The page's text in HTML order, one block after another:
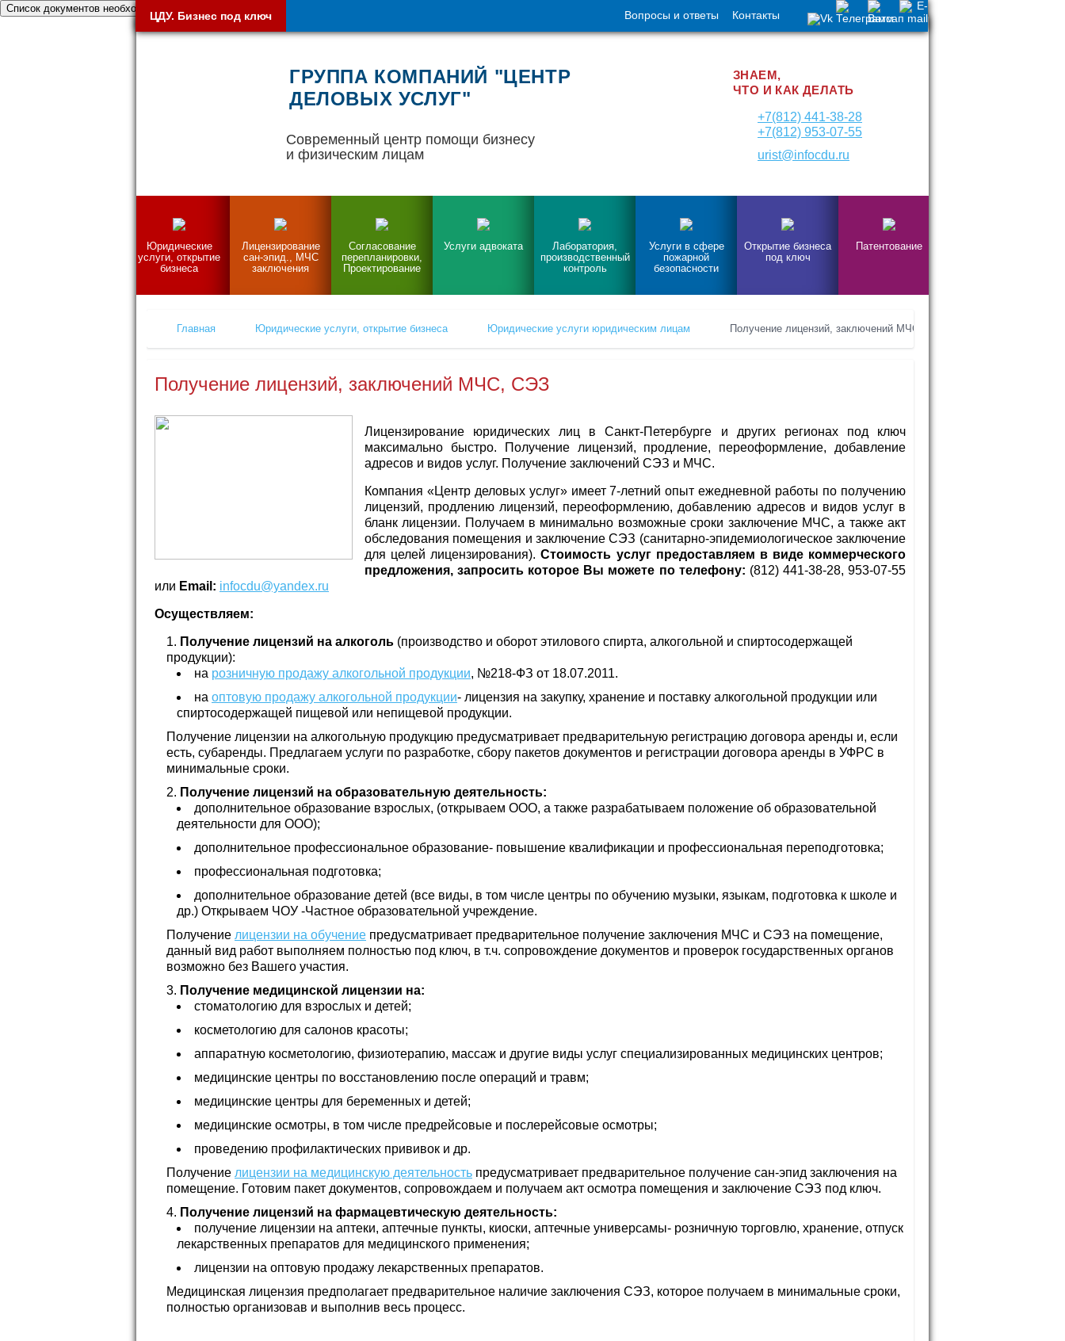
Список документов необходимых при открытии бизнеса
ЦДУ. Бизнес под ключ Вопросы и ответы Контакты
ГРУППА КОМПАНИЙ "ЦЕНТР
ДЕЛОВЫХ УСЛУГ"
Современный центр помощи бизнесу
и физическим лицам
ЗНАЕМ,
ЧТО И КАК ДЕЛАТЬ
+7(812) 441-38-28
+7(812) 953-07-55
urist@infocdu.ru
Юридические
услуги, открытие
бизнеса
Лицензирование
сан-эпид., МЧС
заключения
Согласование
перепланировки,
Проектирование
Услуги адвоката
Лаборатория,
производственный
контроль
Услуги в сфере
пожарной
безопасности
Открытие бизнеса
под ключ
Патентование
Главная Юридические услуги, открытие бизнеса Юридические услуги юридическим лицам Получение лицензий, заключений МЧС, СЭЗ
Получение лицензий, заключений МЧС, СЭЗ
Лицензирование юридических лиц в Санкт-Петербурге и других регионах под ключ
максимально быстро. Получение лицензий, продление, переоформление, добавление
адресов и видов услуг. Получение заключений СЭЗ и МЧС.
Компания «Центр деловых услуг» имеет 7-летний опыт ежедневной работы по получению
лицензий, продлению лицензий, переоформлению, добавлению адресов и видов услуг в
бланк лицензии. Получаем в минимально возможные сроки заключение МЧС, а также акт
обследования помещения и заключение СЭЗ (санитарно-эпидемиологическое заключение
для целей лицензирования).Стоимость услуг предоставляем в виде коммерческого
предложения, запросить которое Вы можете по телефону: (812) 441-38-28, 953-07-55
или Email: infocdu@yandex.ru
Осуществляем:
Получение лицензий на алкоголь (производство и оборот этилового спирта, алкогольной и спиртосодержащей
продукции):
на розничную продажу алкогольной продукции, №218-ФЗ от 18.07.2011.
на оптовую продажу алкогольной продукции- лицензия на закупку, хранение и поставку алкогольной продукции или
спиртосодержащей пищевой или непищевой продукции.
Получение лицензии на алкогольную продукцию предусматривает предварительную регистрацию договора аренды и, если
есть, субаренды. Предлагаем услуги по разработке, сбору пакетов документов и регистрации договора аренды в УФРС в
минимальные сроки.
Получение лицензий на образовательную деятельность:
дополнительное образование взрослых, (открываем ООО, а также разрабатываем положение об образовательной
деятельности для ООО);
дополнительное профессиональное образование- повышение квалификации и профессиональная переподготовка;
профессиональная подготовка;
дополнительное образование детей (все виды, в том числе центры по обучению музыки, языкам, подготовка к школе и
др.) Открываем ЧОУ -Частное образовательной учреждение.
Получение лицензии на обучение предусматривает предварительное получение заключения МЧС и СЭЗ на помещение,
данный вид работ выполняем полностью под ключ, в т.ч. сопровождение документов и проверок государственных органов
возможно без Вашего участия.
Получение медицинской лицензии на:
стоматологию для взрослых и детей;
косметологию для салонов красоты;
аппаратную косметологию, физиотерапию, массаж и другие виды услуг специализированных медицинских центров;
медицинские центры по восстановлению после операций и травм;
медицинские центры для беременных и детей;
медицинские осмотры, в том числе предрейсовые и послерейсовые осмотры;
проведению профилактических прививок и др.
Получение лицензии на медицинскую деятельность предусматривает предварительное получение сан-эпид заключения на
помещение. Готовим пакет документов, сопровождаем и получаем акт осмотра помещения и заключение СЭЗ под ключ.
Получение лицензий на фармацевтическую деятельность:
получение лицензии на аптеки, аптечные пункты, киоски, аптечные универсамы- розничную торговлю, хранение, отпуск
лекарственных препаратов для медицинского применения;
лицензии на оптовую продажу лекарственных препаратов.
Медицинская лицензия предполагает предварительное наличие заключения СЭЗ, которое получаем в минимальные сроки,
полностью организовав и выполнив весь процесс.